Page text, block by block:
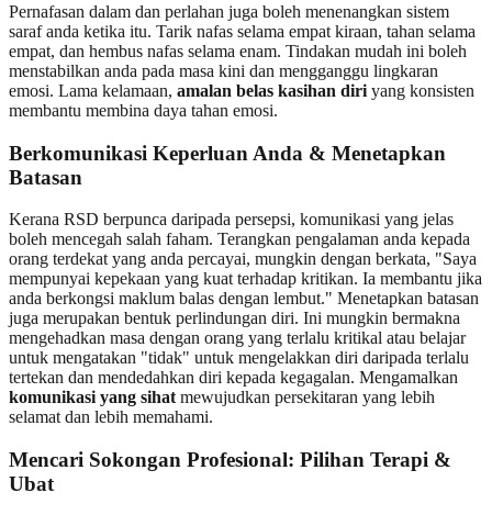
Pernafasan dalam dan perlahan juga boleh menenangkan sistem
saraf anda ketika itu. Tarik nafas selama empat kiraan, tahan selama
empat, dan hembus nafas selama enam. Tindakan mudah ini boleh
menstabilkan anda pada masa kini dan mengganggu lingkaran
emosi. Lama kelamaan, amalan belas kasihan diri yang konsisten
membantu membina daya tahan emosi.
Berkomunikasi Keperluan Anda & Menetapkan
Batasan
Kerana RSD berpunca daripada persepsi, komunikasi yang jelas
boleh mencegah salah faham. Terangkan pengalaman anda kepada
orang terdekat yang anda percayai, mungkin dengan berkata, "Saya
mempunyai kepekaan yang kuat terhadap kritikan. Ia membantu jika
anda berkongsi maklum balas dengan lembut." Menetapkan batasan
juga merupakan bentuk perlindungan diri. Ini mungkin bermakna
mengehadkan masa dengan orang yang terlalu kritikal atau belajar
untuk mengatakan "tidak" untuk mengelakkan diri daripada terlalu
tertekan dan mendedahkan diri kepada kegagalan. Mengamalkan
komunikasi yang sihatmewujudkan persekitaran yang lebih
selamat dan lebih memahami.
Mencari Sokongan Profesional: Pilihan Terapi &
Ubat